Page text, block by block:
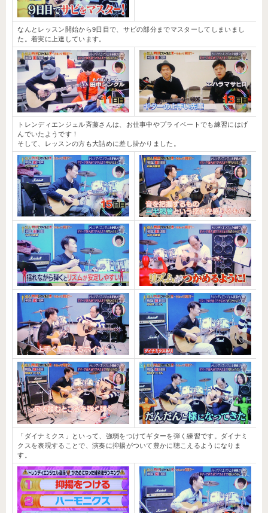
なんとレッスン開始から9日目で、サビの部分までマスターしてしまいまし
た。着実に上達しています。
トレンディエンジェル斉藤さんは、お仕事中やプライベートでも練習にはげ
んでいたようです！
そして、レッスンの方も大詰めに差し掛かりました。
「ダイナミクス」といって、強弱をつけてギターを弾く練習です。ダイナミ
クスを表現することで、演奏に抑揚がついて豊かに聴こえるようになりま
す。